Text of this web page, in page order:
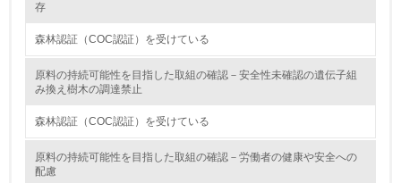
<L1> 資源（投入原料、水等）とエネルギー（電力、重
<L2> 資源とエネルギーの使用量の把握をし、具体的な削
存
森林認証（COC認証）を受けている
原料の持続可能性を目指した取組の確認－安全性未確認の遺伝子組
み換え樹木の調達禁止
森林認証（COC認証）を受けている
原料の持続可能性を目指した取組の確認－労働者の健康や安全への
配慮